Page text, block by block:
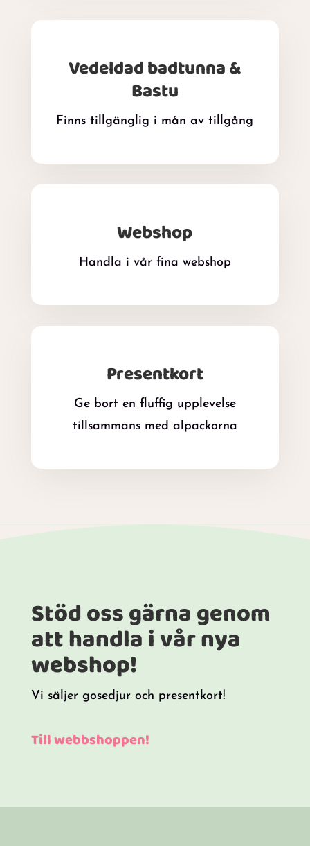
Vedeldad badtunna &
Bastu
Finns tillgänglig i mån av tillgång
Webshop
Handla i vår fina webshop
Presentkort
Ge bort en fluffig upplevelse
tillsammans med alpackorna
Stöd oss gärna genom
att handla i vår nya
webshop!
Vi säljer gosedjur och presentkort!
Till webbshoppen!